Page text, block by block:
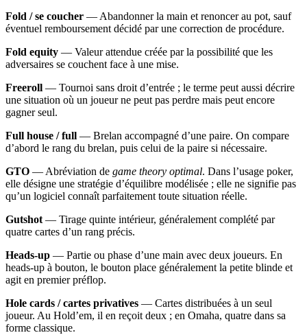
Fold / se coucher — Abandonner la main et renoncer au pot, sauf
éventuel remboursement décidé par une correction de procédure.
Fold equity — Valeur attendue créée par la possibilité que les
adversaires se couchent face à une mise.
Freeroll — Tournoi sans droit d’entrée ; le terme peut aussi décrire
une situation où un joueur ne peut pas perdre mais peut encore
gagner seul.
Full house / full — Brelan accompagné d’une paire. On compare
d’abord le rang du brelan, puis celui de la paire si nécessaire.
GTO — Abréviation de game theory optimal. Dans l’usage poker,
elle désigne une stratégie d’équilibre modélisée ; elle ne signifie pas
qu’un logiciel connaît parfaitement toute situation réelle.
Gutshot — Tirage quinte intérieur, généralement complété par
quatre cartes d’un rang précis.
Heads-up — Partie ou phase d’une main avec deux joueurs. En
heads-up à bouton, le bouton place généralement la petite blinde et
agit en premier préflop.
Hole cards / cartes privatives — Cartes distribuées à un seul
joueur. Au Hold’em, il en reçoit deux ; en Omaha, quatre dans sa
forme classique.